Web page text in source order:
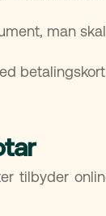
man
tilbyder